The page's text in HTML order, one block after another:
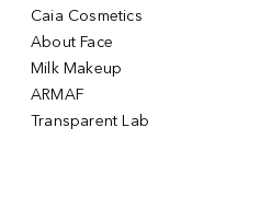
Caia Cosmetics
About Face
Milk Makeup
ARMAF
Transparent Lab